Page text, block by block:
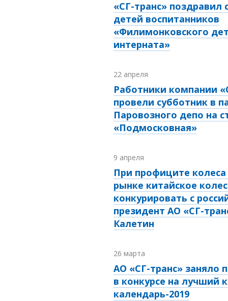
«СГ-транс»
детей воспитанников
«Филимонковского
интерната»
22 апреля
Работники компании
провели субботник в
Паровозного депо на
«Подмосковная»
9 апреля
При профиците колеса
рынке китайское
конкурировать с
президент АО «СГ-
Калетин
26 марта
АО «СГ-транс» заняло
в конкурсе на лучший
календарь-2019